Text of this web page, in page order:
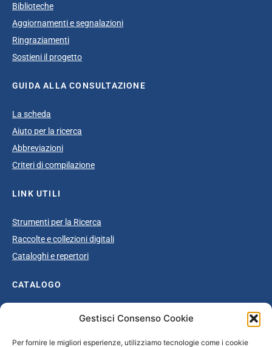
Gestisci Consenso Cookie
Per fornire le migliori esperienze, utilizziamo tecnologie come i cookie
Biblioteche
Aggiornamenti e segnalazioni
Ringraziamenti
Sostieni il progetto
GUIDA ALLA CONSULTAZIONE
La scheda
Aiuto per la ricerca
Abbreviazioni
Criteri di compilazione
LINK UTILI
Strumenti per la Ricerca
Raccolte e collezioni digitali
Cataloghi e repertori
CATALOGO
Catalogo completo